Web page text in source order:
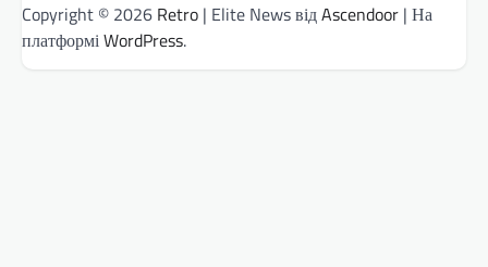
Copyright © 2026 Retro | Elite News відAscendoor | На
платформіWordPress.